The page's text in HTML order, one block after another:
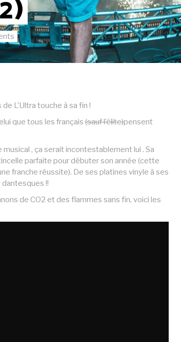
L’Ultra touche à sa fin !
que tous les français (sauf l’élite)pensent
, ça serait incontestablement lui . Sa
parfaite pour débuter son année (cette
franche réussite). De ses platines vinyle à ses
!!
de CO2 et des flammes sans fin, voici les